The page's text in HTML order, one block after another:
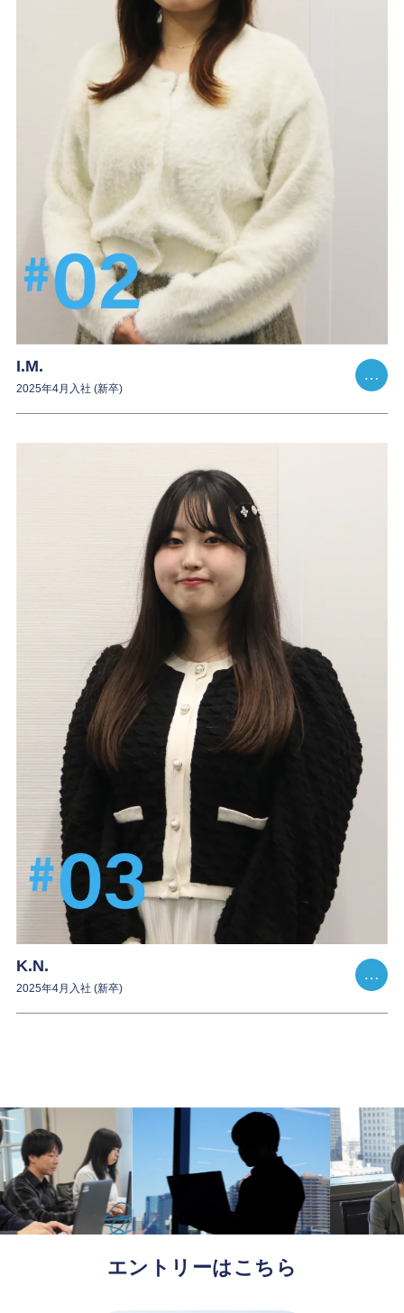
I.M.
2025年4月入社 (新卒)
K.N.
2025年4月入社 (新卒)
エントリーはこちら